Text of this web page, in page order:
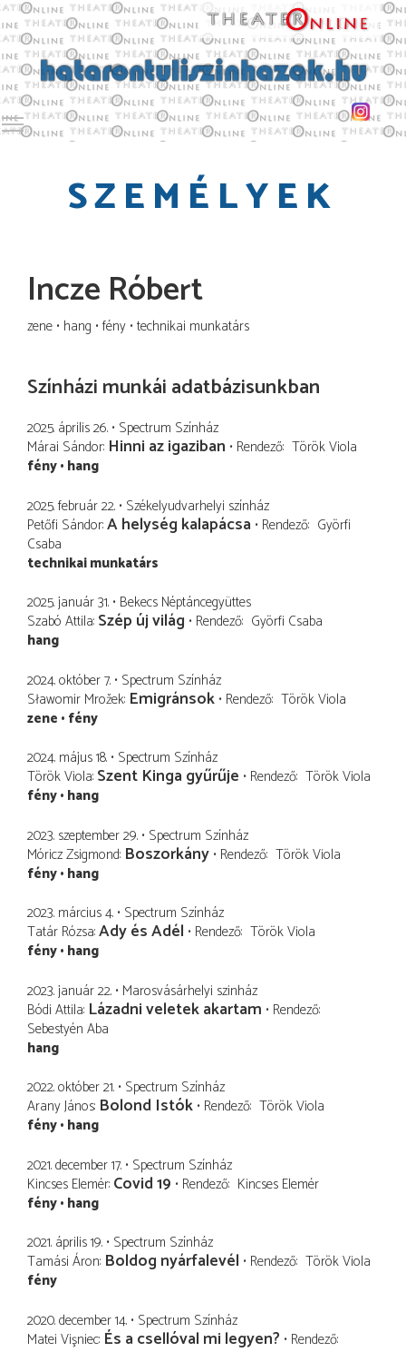
Toggle main menu visibility
SZEMÉLYEK
Incze Róbert
zene hang fény technikai munkatárs
Színházi munkái adatbázisunkban
2025. április 26. Spectrum Színház
Márai Sándor Hinni az igaziban Rendező Török Viola
fény hang
2025. február 22. Székelyudvarhelyi színház
Petőfi Sándor A helység kalapácsa Rendező Györfi
Csaba
technikai munkatárs
2025. január 31. Bekecs Néptáncegyüttes
Szabó Attila Szép új világ Rendező Györfi Csaba
hang
2024. október 7. Spectrum Színház
Sławomir Mrožek Emigránsok Rendező Török Viola
zene fény
2024. május 18. Spectrum Színház
Török Viola Szent Kinga gyűrűje Rendező Török Viola
fény hang
2023. szeptember 29. Spectrum Színház
Móricz Zsigmond Boszorkány Rendező Török Viola
fény hang
2023. március 4. Spectrum Színház
Tatár Rózsa Ady és Adél Rendező Török Viola
fény hang
2023. január 22. Marosvásárhelyi szinház
Bódi Attila Lázadni veletek akartam Rendező
Sebestyén Aba
hang
2022. október 21. Spectrum Színház
Arany János Bolond Istók Rendező Török Viola
fény hang
2021. december 17. Spectrum Színház
Kincses Elemér Covid 19 Rendező Kincses Elemér
fény hang
2021. április 19. Spectrum Színház
Tamási Áron Boldog nyárfalevél Rendező Török Viola
fény
2020. december 14. Spectrum Színház
Matei Vişniec És a csellóval mi legyen? Rendező